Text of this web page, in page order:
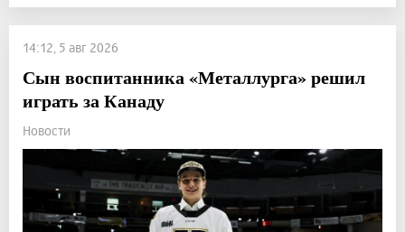
14:12, 5 авг 2026
Сын воспитанника «Металлурга» решил
играть за Канаду
Новости